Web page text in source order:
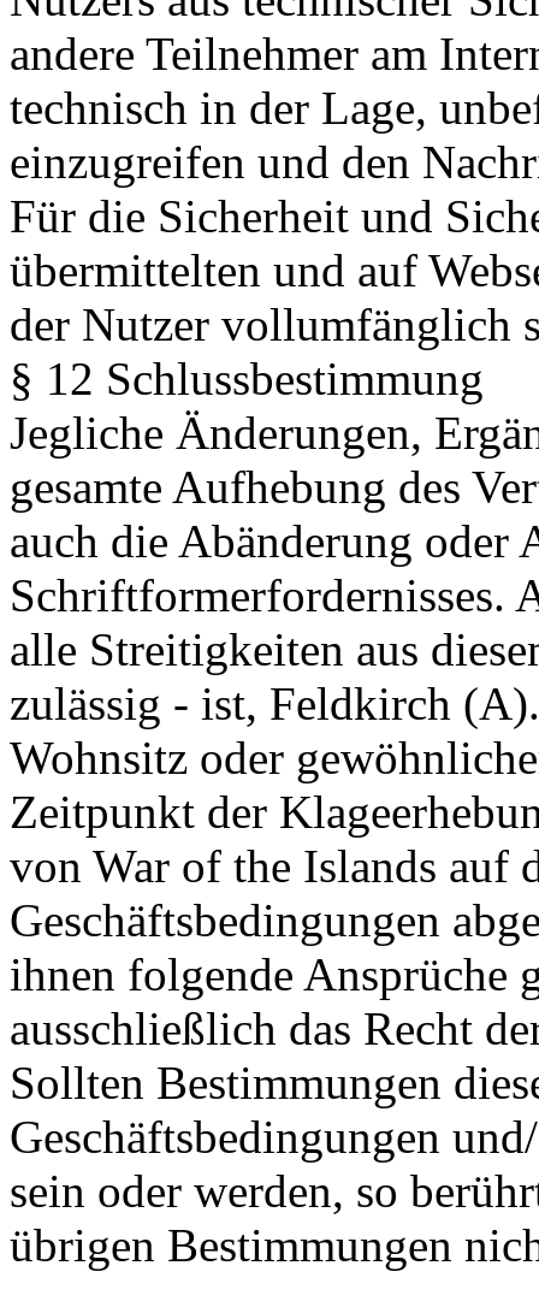
andere Teilnehmer am
technisch in der Lage,
einzugreifen und den
Für die Sicherheit und
übermittelten und auf
der Nutzer vollumfänglich
§ 12 Schlussbestimmung
Jegliche Änderungen,
gesamte Aufhebung des
auch die Abänderung oder
Schriftformerfordernisses.
alle Streitigkeiten aus
zulässig - ist, Feldkirch
Wohnsitz oder
Zeitpunkt der
von War of the Islands auf
Geschäftsbedingungen
ihnen folgende Ansprüche
ausschließlich das Recht
Sollten Bestimmungen
Geschäftsbedingungen
sein oder werden, so
übrigen Bestimmungen